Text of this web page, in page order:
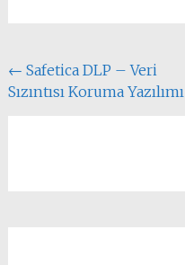
Yazı
dolaşımı
← Safetica DLP – Veri
Sızıntısı Koruma Yazılımı